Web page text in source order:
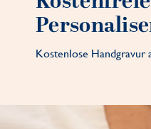
Kostenlose Handgravur